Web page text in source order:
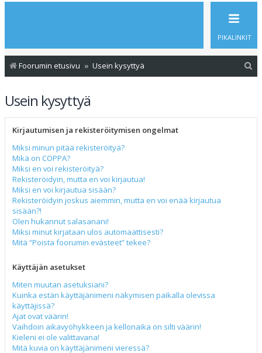
PIKALINKIT
Foorumin etusivu Usein kysyttyä
Usein kysyttyä
Kirjautumisen ja rekisteröitymisen ongelmat
Miksi minun pitää rekisteröityä?
Mikä on COPPA?
Miksi en voi rekisteröityä?
Rekisteröidyin, mutta en voi kirjautua!
Miksi en voi kirjautua sisään?
Rekisteröidyin joskus aiemmin, mutta en voi enää kirjautua
sisään?!
Olen hukannut salasanani!
Miksi minut kirjataan ulos automaattisesti?
Mitä “Poista foorumin evästeet” tekee?
Käyttäjän asetukset
Miten muutan asetuksiani?
Kuinka estän käyttäjänimeni näkymisen paikalla olevissa
käyttäjissä?
Ajat ovat väärin!
Vaihdoin aikavyöhykkeen ja kellonaika on silti väärin!
Kieleni ei ole valittavana!
Mitä kuvia on käyttäjänimeni vieressä?